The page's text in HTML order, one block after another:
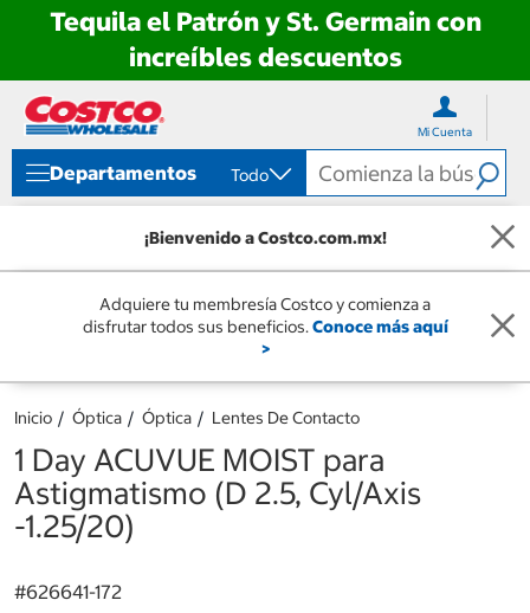
Tequila el Patrón y St. Germain con
increíbles descuentos
directo
contenido
directo
menú
navegación
Mi Cuenta
Departamentos Todo
¡Bienvenido a Costco.com.mx!
Adquiere tu membresía Costco y comienza a
disfrutar todos sus beneficios.Conoce más aquí
>
Inicio Óptica Óptica Lentes De Contacto
1 Day ACUVUE MOIST para
Astigmatismo (D 2.5, Cyl/Axis
-1.25/20)
#626641-172